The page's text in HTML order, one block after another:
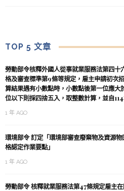
TOP 5 文章
勞動部令核釋外國人從事就業服務法第四十
格及審查標準第9條等規定，雇主申請初次
算結果遇有小數點時，小數點後第一位應大
位以下則採四捨五入，取整數計算，並自
1 年 AGO
環境部令 訂定「環境部審查廢棄物及資源
格認定作業要點」
1 年 AGO
勞動部令 核釋就業服務法第47條規定雇主